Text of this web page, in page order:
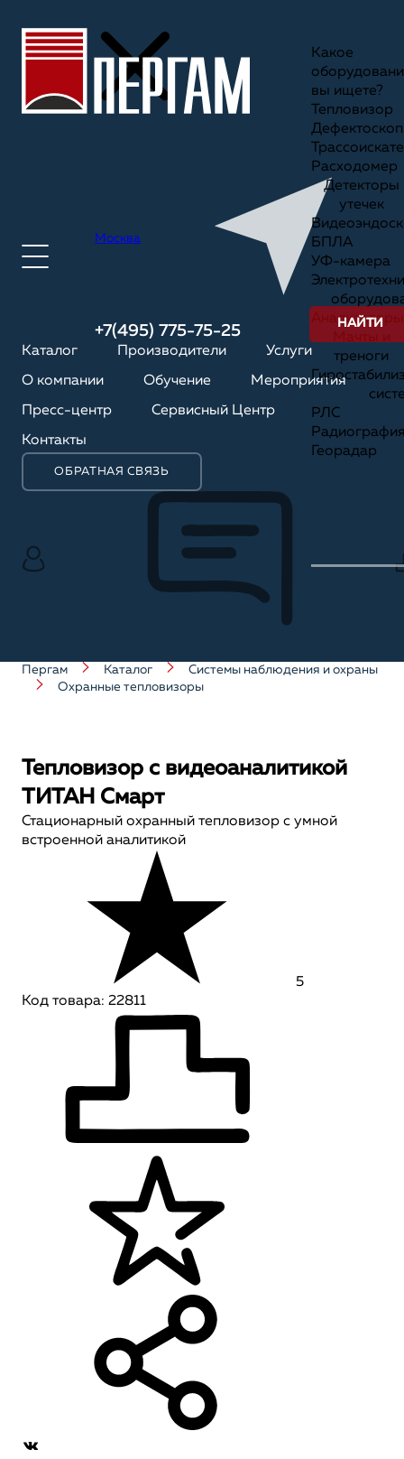
Москва
+7(495) 775-75-25
Каталог Производители Услуги
О компании Обучение Мероприятия
Пресс-центр Сервисный Центр
Контакты
ОБРАТНАЯ СВЯЗЬ
Какое
вы ищете?
Тепловизор
Дефектоскоп
Расходомер
Детекторы
утечек
БПЛА
УФ-камера
Анализаторы
треноги
РЛС
Георадар
НАЙТИ
Пергам Каталог
Системы наблюдения и охраны
Охранные тепловизоры
Тепловизор с видеоаналитикой
ТИТАН Смарт
Стационарный охранный тепловизор с умной
встроенной аналитикой
5
Код товара: 22811